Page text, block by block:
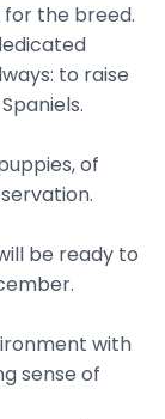
the breed.
to raise
of
be ready to
with
sense of